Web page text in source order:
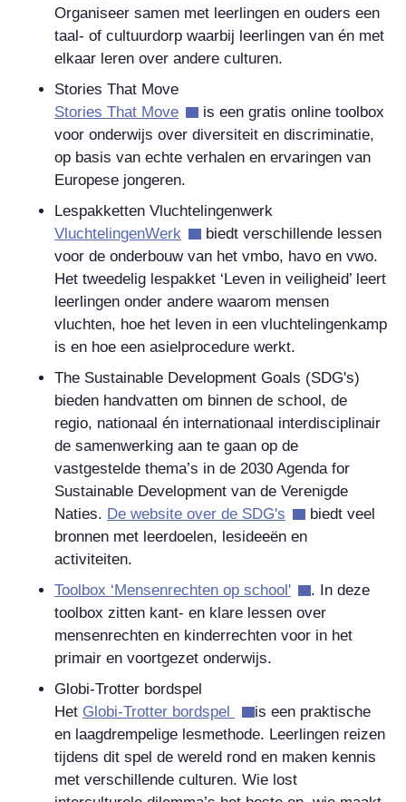
Organiseer samen met leerlingen en ouders een
taal- of cultuurdorp waarbij leerlingen van én met
elkaar leren over andere culturen.
Stories That Move
Stories That Move
is een gratis online toolbox
voor onderwijs over diversiteit en discriminatie,
op basis van echte verhalen en ervaringen van
Europese jongeren.
Lespakketten Vluchtelingenwerk
VluchtelingenWerk
biedt verschillende lessen
voor de onderbouw van het vmbo, havo en vwo.
Het tweedelig lespakket ‘Leven in veiligheid’ leert
leerlingen onder andere waarom mensen
vluchten, hoe het leven in een vluchtelingenkamp
is en hoe een asielprocedure werkt.
The Sustainable Development Goals (SDG's)
bieden handvatten om binnen de school, de
regio, nationaal én internationaal interdisciplinair
de samenwerking aan te gaan op de
vastgestelde thema’s in de 2030 Agenda for
Sustainable Development van de Verenigde
Naties. De website over de SDG's
biedt veel
bronnen met leerdoelen, lesideeën en
activiteiten.
Toolbox ‘Mensenrechten op school'
. In deze
toolbox zitten kant- en klare lessen over
mensenrechten en kinderrechten voor in het
primair en voortgezet onderwijs.
Globi-Trotter bordspel
Het Globi-Trotter bordspel
is een praktische
en laagdrempelige lesmethode. Leerlingen reizen
tijdens dit spel de wereld rond en maken kennis
met verschillende culturen. Wie lost